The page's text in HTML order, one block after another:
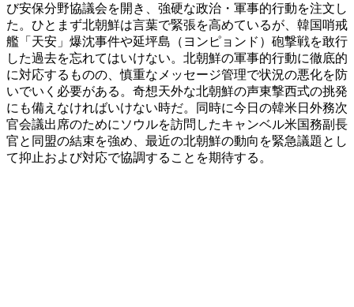
び安保分野協議会を開き、強硬な政治・軍事的行動を注文し
た。ひとまず北朝鮮は言葉で緊張を高めているが、韓国哨戒
艦「天安」爆沈事件や延坪島（ヨンピョンド）砲撃戦を敢行
した過去を忘れてはいけない。北朝鮮の軍事的行動に徹底的
に対応するものの、慎重なメッセージ管理で状況の悪化を防
いでいく必要がある。奇想天外な北朝鮮の声東撃西式の挑発
にも備えなければいけない時だ。同時に今日の韓米日外務次
官会議出席のためにソウルを訪問したキャンベル米国務副長
官と同盟の結束を強め、最近の北朝鮮の動向を緊急議題とし
て抑止および対応で協調することを期待する。